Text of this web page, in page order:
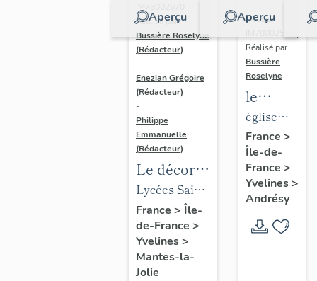
Aperçu
IM78002670 |
Réalisé par
Bussière Roselyne
(Rédacteur)
-
Enezian Grégoire
(Rédacteur)
-
Philippe
Emmanuelle
(Rédacteur)
Le décor
des lycées
de Mantes
Lycées Saint-
Exupéry et
Jean Rostand
France > Île-
de-France >
Yvelines>
Mantes-la-
Jolie
Aperçu
Dossier
Réalisé par
Bussière
Roselyne
le
mobilier
de
l'église
Saint-
Germain-
de-
Paris
église
paroissiale
Saint-
Germain
France >
Île-de-
France >
Yvelines>
Andrésy